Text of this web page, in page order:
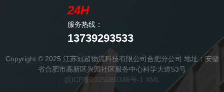
24H
服务热线：
13739293533
Copyright © 2025 江苏冠超物流科技有限公司合肥分公司 地址：安徽
省合肥市高新区兴园社区服务中心科学大道53号
皖ICP备2025080346号-1 XML